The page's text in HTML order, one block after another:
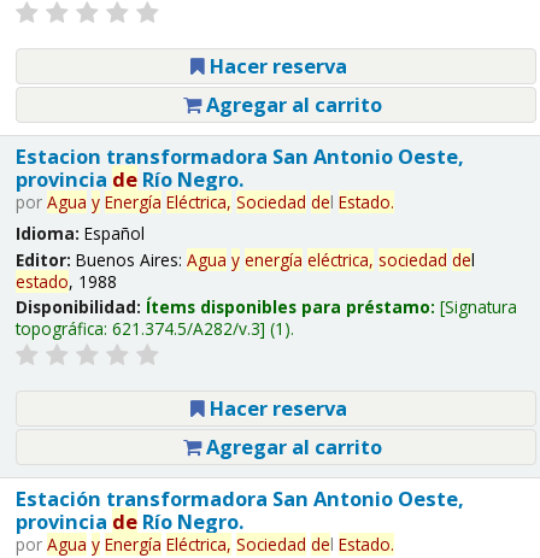
Hacer reserva
Agregar al carrito
Estacion transformadora San Antonio Oeste,
provincia deRío Negro.
por Agua y Energía Eléctrica, Sociedad del Estado.
Idioma: Español
Editor: Buenos Aires: Agua y energía eléctrica, sociedad del
estado, 1988
Disponibilidad: Ítems disponibles para préstamo: Signatura
topográfica: 621.374.5/A282/v.3 (1).
Hacer reserva
Agregar al carrito
Estación transformadora San Antonio Oeste,
provincia deRío Negro.
por Agua y Energía Eléctrica, Sociedad del Estado.